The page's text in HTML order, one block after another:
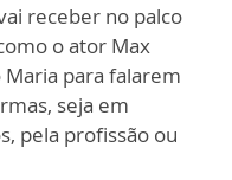
receber no palco
o ator Max
para falarem
seja em
pela profissão ou